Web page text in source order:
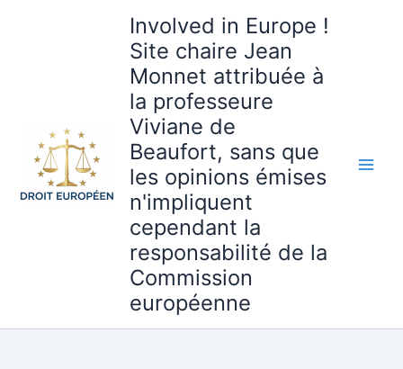
Involved in Europe !
Site chaire Jean
Monnet attribuée à
la professeure
Viviane de
Beaufort, sans que
les opinions émises
n'impliquent
cependant la
responsabilité de la
Commission
européenne